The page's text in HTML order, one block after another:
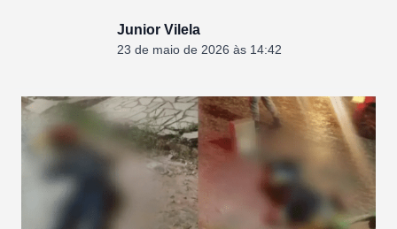
Junior Vilela
23 de maio de 2026 às 14:42